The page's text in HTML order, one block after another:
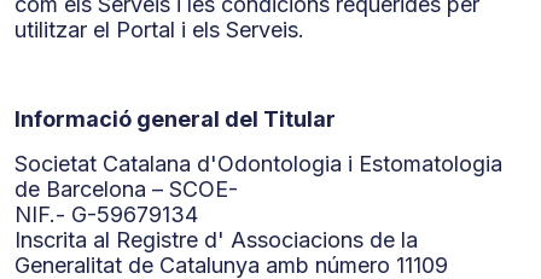
utilitzar el Portal i els Serveis.
Informació general del Titular
Societat Catalana d'Odontologia i Estomatologia
de Barcelona – SCOE-
NIF.- G-59679134
Inscrita al Registre d' Associacions de la
Generalitat de Catalunya amb número 11109